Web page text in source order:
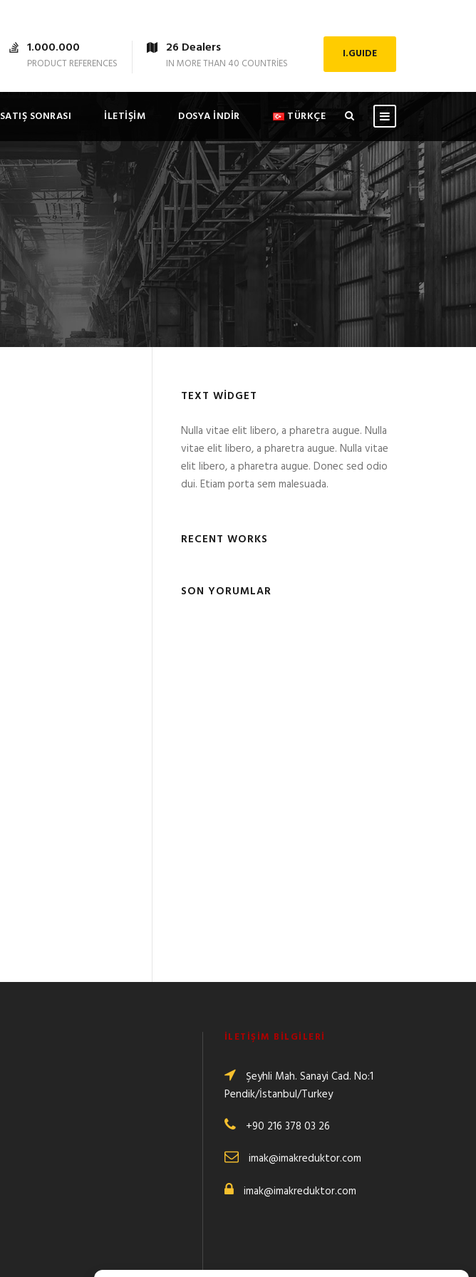
1.000.000
PRODUCT REFERENCES
26 Dealers
IN MORE THAN 40 COUNTRIES
I.GUIDE
SATIŞ SONRASI İLETIŞIM DOSYA İNDİR TÜRKÇE
TEXT WIDGET
Nulla vitae elit libero, a pharetra augue. Nulla
vitae elit libero, a pharetra augue. Nulla vitae
elit libero, a pharetra augue. Donec sed odio
dui. Etiam porta sem malesuada.
RECENT WORKS
SON YORUMLAR
İLETIŞIM BILGILERI
Şeyhli Mah. Sanayi Cad. No:1
Pendik/İstanbul/Turkey
+90 216 378 03 26
imak@imakreduktor.com
imak@imakreduktor.com